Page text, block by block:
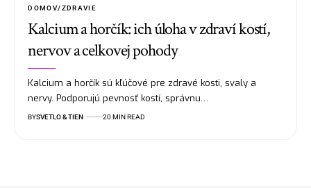
DOMOV/ZDRAVIE
Kalcium a horčík: ich úloha v zdraví kostí,
nervov a celkovej pohody
Kalcium a horčík sú kľúčové pre zdravé kosti, svaly a
nervy. Podporujú pevnosť kostí, správnu…
BYSVETLO & TIEN 20 MIN READ